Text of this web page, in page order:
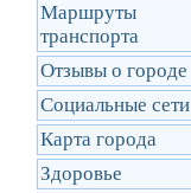
Маршруты
транcпорта
Отзывы о городе
Социальные сети
Карта города
Здоровье